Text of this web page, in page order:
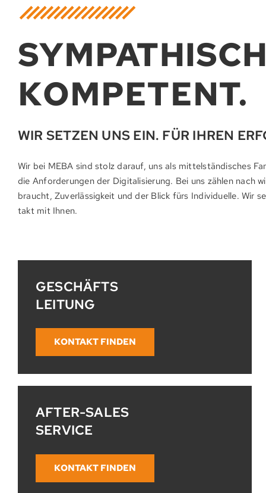
KOMPETENT.
WIR SETZEN UNS EIN. FÜR IHREN
Wir bei MEBA sind stolz darauf, uns als mittel­stän­disch­es
die An­forderung­en der Digitali­sierung. Bei uns zählen nach
braucht, Zu­verläs­sig­keit und der Blick fürs Indi­vidu­elle. Wir
takt mit Ihnen.
GESCHÄFTS
­­LEITUNG
KONTAKT FINDEN
AFTER-SALES
SERVICE
KONTAKT FINDEN